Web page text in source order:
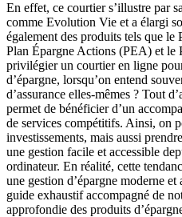
En effet, ce courtier s’illustre par
comme Evolution Vie et a élargi
également des produits tels que
Plan Épargne Actions (PEA) et
privilégier un courtier en ligne
d’épargne, lorsqu’on entend
d’assurance elles-mêmes ? Tout
permet de bénéficier d’un
de services compétitifs. Ainsi, on
investissements, mais aussi
une gestion facile et accessible
ordinateur. En réalité, cette
une gestion d’épargne moderne
guide exhaustif accompagné de
approfondie des produits